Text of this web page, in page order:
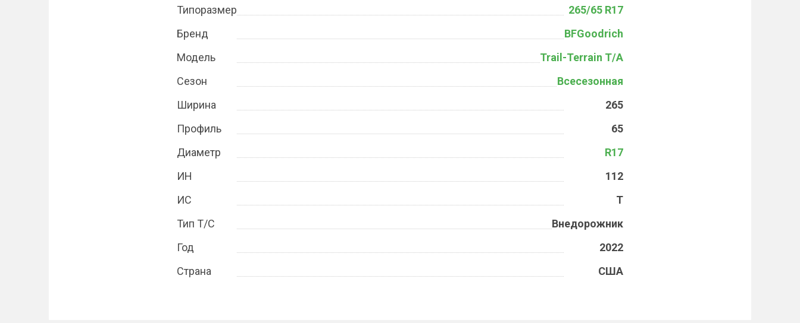
Типоразмер
265/65 R17
Бренд
BFGoodrich
Модель
Trail-Terrain T/A
Сезон
Всесезонная
Ширина
265
Профиль
65
Диаметр
R17
ИН
112
ИС
T
Тип Т/С
Внедорожник
Год
2022
Страна
США